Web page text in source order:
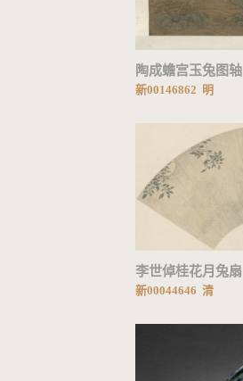
陶成蟾宫玉兔图轴
新00146862 明
李世倬桂花月兔扇
新00044646 清